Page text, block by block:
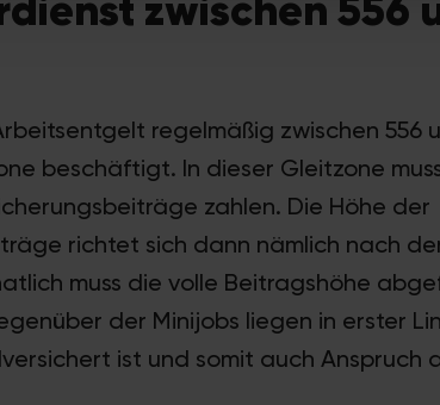
regelmäßig zwischen 556
beschäftigt. In dieser Gleitzone
zahlen. Die Höhe der
richtet sich dann nämlich nach
muss die volle Beitragshöhe
der Minijobs liegen in erster
ist und somit auch Anspruch